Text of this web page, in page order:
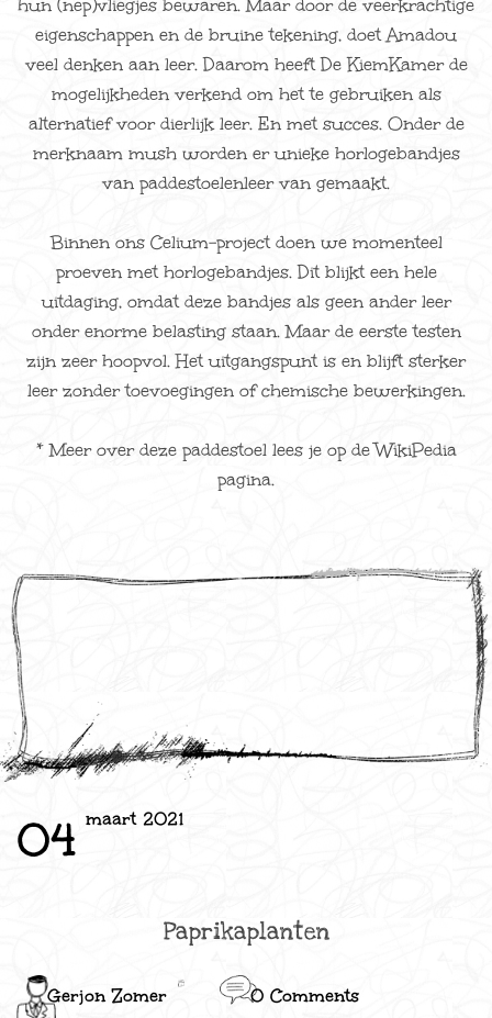
hun (nep)vliegjes bewaren. Maar door de veerkrachtige
eigenschappen en de bruine tekening, doet Amadou
veel denken aan leer. Daarom heeft De KiemKamer de
mogelijkheden verkend om het te gebruiken als
alternatief voor dierlijk leer. En met succes. Onder de
merknaam mush worden er unieke horlogebandjes
van paddestoelenleer van gemaakt.
Binnen ons Celium-project doen we momenteel
proeven met horlogebandjes. Dit blijkt een hele
uitdaging, omdat deze bandjes als geen ander leer
onder enorme belasting staan. Maar de eerste testen
zijn zeer hoopvol. Het uitgangspunt is en blijft sterker
leer zonder toevoegingen of chemische bewerkingen.
* Meer over deze paddestoel lees je op deWikiPedia
pagina.
04 maart 2021
Paprikaplanten
Gerjon Zomer 0 Comments